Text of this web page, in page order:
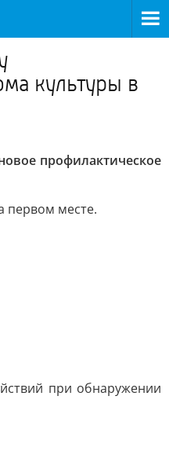
культуры в
профилактическое
первом месте.
при обнаружении